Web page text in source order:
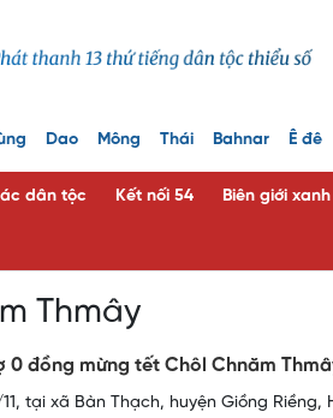
Dao Mông Thái Bahnar Ê đê
dân tộc Kết nối 54 Biên giới xanh
Thmây
0 đồng mừng tết Chôl Chnăm
11, tại xã Bàn Thạch, huyện Giồng